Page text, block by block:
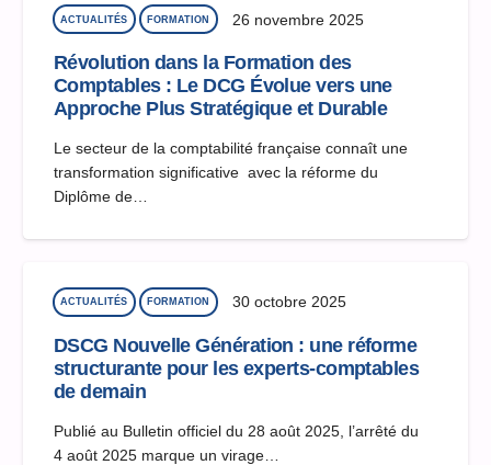
ACTUALITÉS FORMATION 26 novembre 2025
Révolution dans la Formation des
Comptables : Le DCG Évolue vers une
Approche Plus Stratégique et Durable
Le secteur de la comptabilité française connaît une
transformation significative avec la réforme du
Diplôme de…
ACTUALITÉS FORMATION 30 octobre 2025
DSCG Nouvelle Génération : une réforme
structurante pour les experts-comptables
de demain
Publié au Bulletin officiel du 28 août 2025, l’arrêté du
4 août 2025 marque un virage…